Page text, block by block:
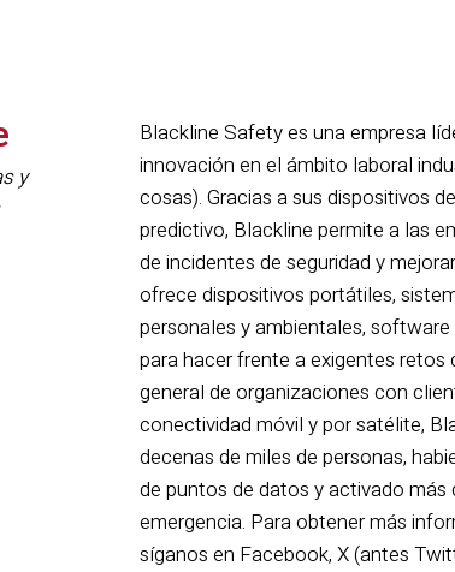
y
Blackline Safety es una empresa
innovación en el ámbito laboral
cosas). Gracias a sus dispositivos
predictivo, Blackline permite a las
de incidentes de seguridad y
ofrece dispositivos portátiles,
personales y ambientales,
para hacer frente a exigentes retos
general de organizaciones con
conectividad móvil y por satélite,
decenas de miles de personas,
de puntos de datos y activado
emergencia. Para obtener más
síganos en Facebook, X (antes